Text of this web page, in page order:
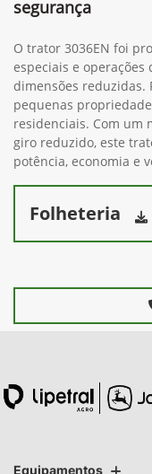
segurança
O trator 3036EN foi
especiais e
dimensões reduzidas.
pequenas
residenciais. Com um
giro reduzido, este
potência, economia e
Folheteria
Equipamentos